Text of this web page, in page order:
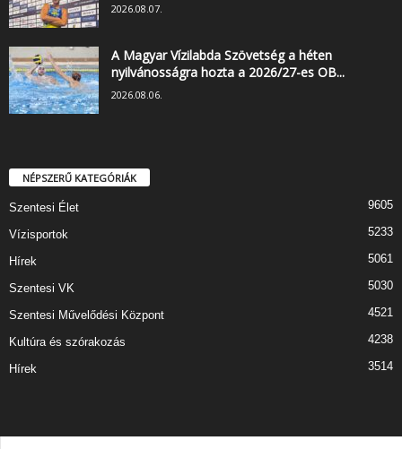
2026.08.07.
A Magyar Vízilabda Szövetség a héten
nyilvánosságra hozta a 2026/27-es OB...
2026.08.06.
NÉPSZERŰ KATEGÓRIÁK
Szentesi Élet 9605
Vízisportok 5233
Hírek 5061
Szentesi VK 5030
Szentesi Művelődési Központ 4521
Kultúra és szórakozás 4238
Hírek 3514